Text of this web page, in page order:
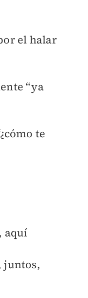
el halar
“ya
te
aquí
juntos,